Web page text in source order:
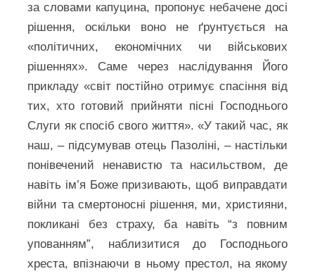
за словами капуцина, пропонує небачене досі
рішення, оскільки воно не ґрунтується на
«політичних, економічних чи військових
рішеннях». Саме через наслідування Його
прикладу «світ постійно отримує спасіння від
тих, хто готовий прийняти пісні Господнього
Слуги як спосіб свого життя». «У такий час, як
наш, – підсумував отець Пазоліні, – настільки
понівечений ненавистю та насильством, де
навіть ім’я Боже призивають, щоб виправдати
війни та смертоносні рішення, ми, християни,
покликані без страху, ба навіть “з повним
упованням”, наблизитися до Господнього
хреста, впізнаючи в ньому престол, на якому